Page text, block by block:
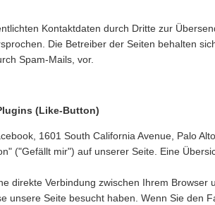
Kontaktdaten durch Dritte zur
Die Betreiber der Seiten behalten
Spam-Mails, vor.
(Like-Button)
1601 South California Avenue, Palo
("Gefällt mir") auf unserer Seite. Eine
direkte Verbindung zwischen Ihrem
unsere Seite besucht haben. Wenn Sie den